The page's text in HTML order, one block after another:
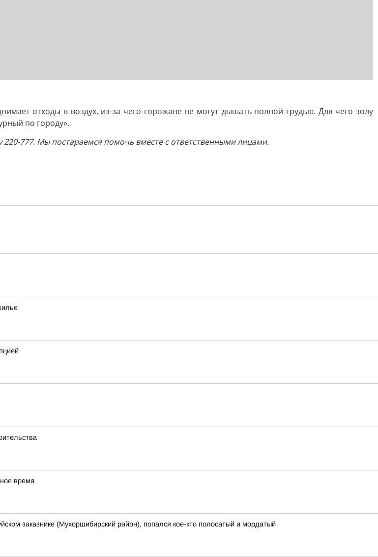
отходы в воздух, из-за чего горожане не могут дышать полной грудью. Для чего золу
по городу».
777. Мы постараемся помочь вместе с ответственными лицами.
время
заказнике (Мухоршибирский район), попался кое-кто полосатый и мордатый